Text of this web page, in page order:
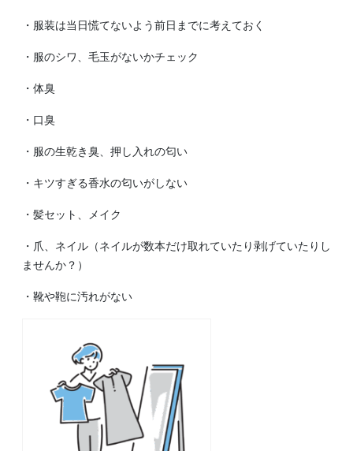
・服装は当日慌てないよう前日までに考えておく
・服のシワ、毛玉がないかチェック
・体臭
・口臭
・服の生乾き臭、押し入れの匂い
・キツすぎる香水の匂いがしない
・髪セット、メイク
・爪、ネイル（ネイルが数本だけ取れていたり剥げていたりし
ませんか？）
・靴や鞄に汚れがない